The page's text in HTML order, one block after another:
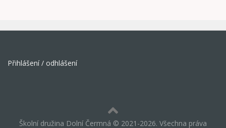
Přihlášení / odhlášení
Školní družina Dolní Čermná © 2021-2026. Všechna práva